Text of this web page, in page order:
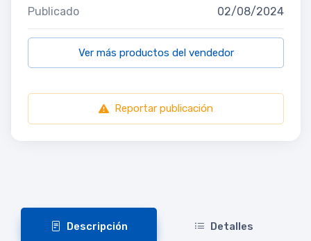
Publicado 02/08/2024
Ver más productos del vendedor
Reportar publicación
Descripción Detalles